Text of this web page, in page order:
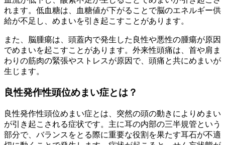
れます。低血糖は、血糖値が下がることで脳のエネルギー供
給が不足し、めまいを引き起こすことがあります。
また、脳腫瘍は、頭蓋内で発生した良性や悪性の腫瘍が原因
でめまいを起こすことがあります。外来性頭痛は、首や肩ま
わりの筋肉の緊張やストレスが原因で、頭痛と共にめまいが
生じます。
良性発作性頭位めまい症とは？
良性発作性頭位めまい症とは、突然の頭の動きによりめまい
が引き起こされる症状です。主に耳の内部の三半規管という
部分で、バランスをとる際に重要な役割を果たす耳石が不適